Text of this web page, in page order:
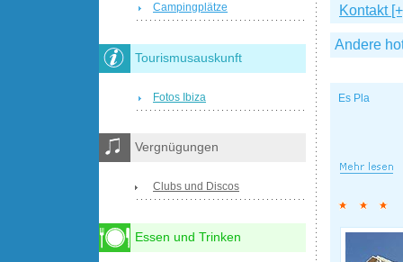
Kontakt
Andere
Es Pla
Campingplätze
Tourismusauskunft
Fotos Ibiza
Vergnügungen
Clubs und Discos
Essen und Trinken